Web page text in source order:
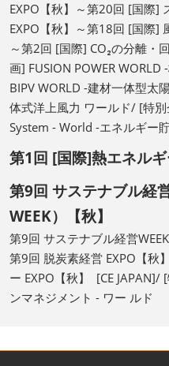
EXPO【秋】～第20回 [国際]
EXPO【秋】～第18回 [国際]
～第2回 [国際] CO₂の分離・
画] FUSION POWER
BIPV WORLD -建材一体型太
体式洋上風力 ワールド/ [特別
System - World -エネルギー
第1回 [国際]熱エネル
第9回 サステナブル経
WEEK）【秋】
第9回 サステナブル経営
第9回 脱炭素経営 EXPO【秋
ー EXPO【秋】 [CE JAPAN]/
ンマネジメント - ワー ルド